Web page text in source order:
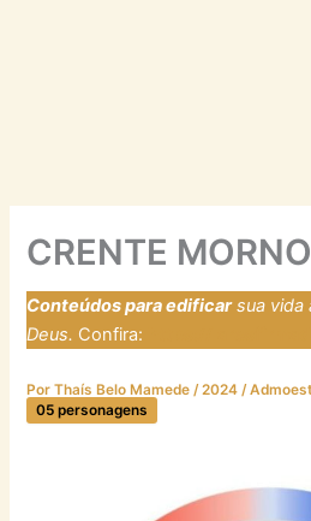
CRENTE MORNO
Conteúdos para edificarsua vida
Deus. Confira:
PorThaís Belo Mamede/2024/
05 personagens